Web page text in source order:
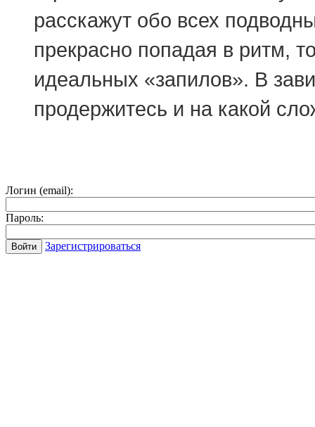
расскажут обо всех
прекрасно попадая в ритм,
идеальных «запилов». В
продержитесь и на какой
Логин (email):
Пароль:
Зарегистрироваться